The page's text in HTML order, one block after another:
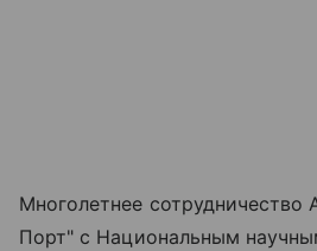
Многолетнее сотрудничество
Порт" с Национальным